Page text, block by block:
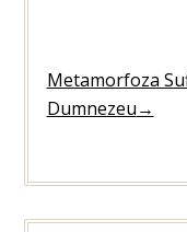
Metamorfoza
Dumnezeu→